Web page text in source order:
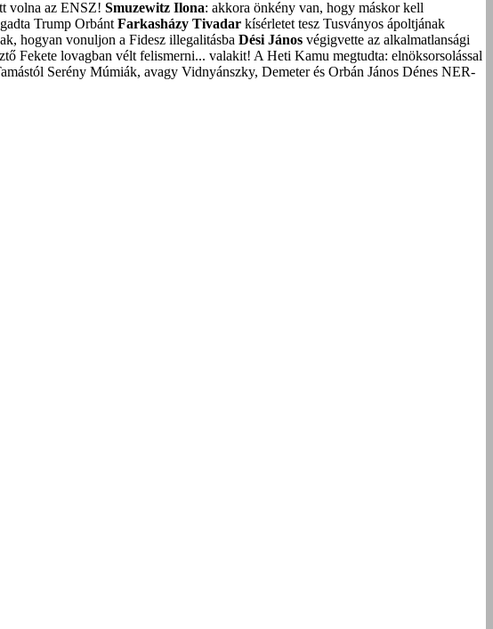
volna az ENSZ! Smuzewitz Ilona: akkora önkény van, hogy máskor kell
Trump Orbánt Farkasházy Tivadar kísérletet tesz Tusványos ápoltjának
hogyan vonuljon a Fidesz illegalitásba Dési János végigvette az alkalmatlansági
Fekete lovagban vélt felismerni... valakit! A Heti Kamu megtudta: elnöksorsolással
Serény Múmiák, avagy Vidnyánszky, Demeter és Orbán János Dénes NER-